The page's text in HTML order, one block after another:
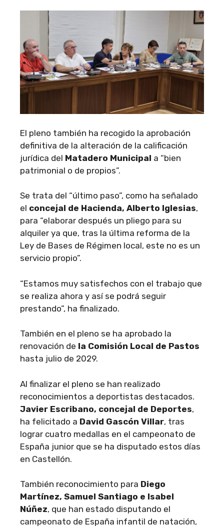
El pleno también ha recogido la aprobación
definitiva de la alteración de la calificación
jurídica del Matadero Municipal a “bien
patrimonial o de propios”.
Se trata del “último paso”, como ha señalado
el concejal de Hacienda, Alberto Iglesias,
para “elaborar después un pliego para su
alquiler ya que, tras la última reforma de la
Ley de Bases de Régimen local, este no es un
servicio propio”.
“Estamos muy satisfechos con el trabajo que
se realiza ahora y así se podrá seguir
prestando”, ha finalizado.
También en el pleno se ha aprobado la
renovación de la Comisión Local de Pastos
hasta julio de 2029.
Al finalizar el pleno se han realizado
reconocimientos a deportistas destacados.
Javier Escribano, concejal de Deportes,
ha felicitado a David Gascón Villar, tras
lograr cuatro medallas en el campeonato de
España junior que se ha disputado estos días
en Castellón.
También reconocimiento para Diego
Martínez, Samuel Santiago e Isabel
Núñez, que han estado disputando el
campeonato de España infantil de natación,